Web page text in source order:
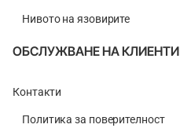
Нивото на язовирите
ОБСЛУЖВАНЕ НА КЛИЕНТИ
Контакти
Политика за поверителност